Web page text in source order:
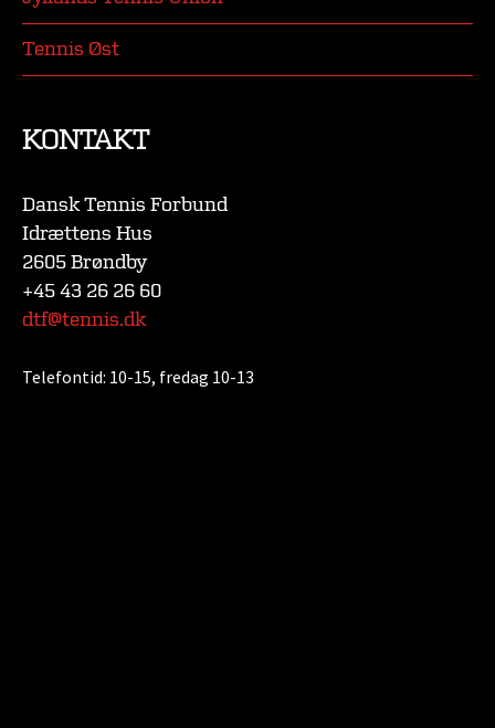
Tennis Øst
KONTAKT
Dansk Tennis Forbund
Idrættens Hus
2605 Brøndby
+45 43 26 26 60
dtf@tennis.dk
Telefontid: 10-15, fredag 10-13